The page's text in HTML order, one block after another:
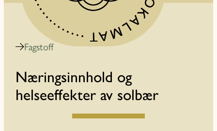
Fagstoff
Næringsinnhold og
helseeffekter av solbær